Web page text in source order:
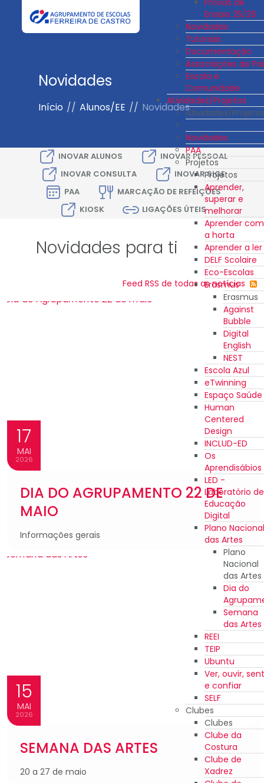
Ensaio 25/26
Novidades
Tutoriais
Documentação
Associações de
Escola e
Comunidade
Atividades/Projetos
Atividades/
Novidades
PAA
Projetos
Projetos
Aprender,
superar e
melhorar
Aprender com
a horta
Aprender a ler
DELF Scolaire
Eco-Escolas
Erasmus
Erasmus
Against
Bubble
Digital
English
NEST
Escola Azul
eTwinning
Espaço Saúde
Human
Centered
Design
INCLUD-ED
Os
Aprendisábios
LED -
Laboratório de
Educação
Digital
Plano Nacional
das Artes
Plano
Nacional
das Artes
Dia do
Semana
das Artes
REEI
TEIP
Ubuntu
Ver, ouvir,
e confiar
SELF
Clubes
Clubes
Clube da
Costura
Clube de
Xadrez
Novidades
Início // Alunos/EE // Novidades
INOVAR ALUNOS
INOVAR PESSOAL
INOVAR CONSULTA
INOVAR SIGE
PAA
MARCAÇÃO DE REFEIÇÕES
KIOSK
LIGAÇÕES ÚTEIS
Novidades para ti
Feed RSS de todas as notícias
17
MAI
2026
DIA DO AGRUPAMENTO 22 DE
MAIO
Informações gerais
15
MAI
2026
SEMANA DAS ARTES
20 a 27 de maio